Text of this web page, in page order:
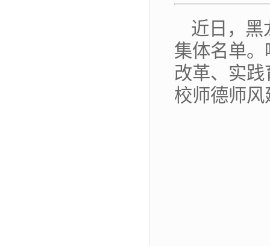
近日，黑
集体名单
改革、实
校师德师